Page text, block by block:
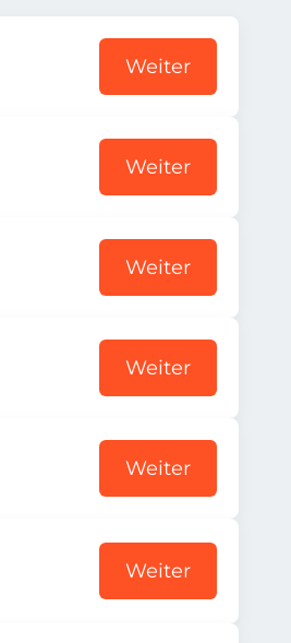
Weiter
Weiter
Weiter
Weiter
Weiter
Weiter